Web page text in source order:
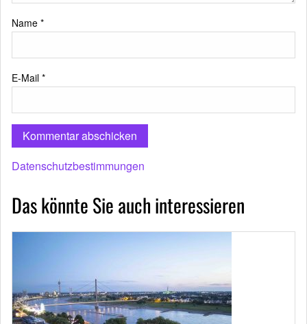
Name *
E-Mail *
Datenschutzbestimmungen
Das könnte Sie auch interessieren